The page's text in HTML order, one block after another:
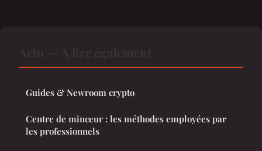
Guides & Newroom crypto
Centre de minceur : les méthodes employées par
les professionnels